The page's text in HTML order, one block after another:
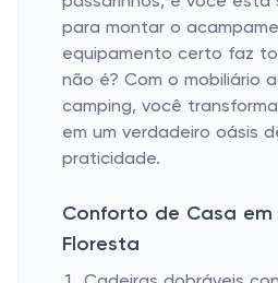
para montar o
equipamento certo faz
não é? Com o mobiliário
camping, você
em um verdadeiro oásis
praticidade.
Conforto de Casa em
Floresta